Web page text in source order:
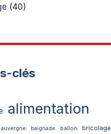
(40)
clés
alimentation
auvergne baignade ballon bricolage